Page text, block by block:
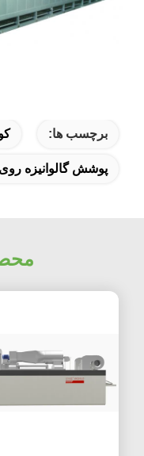
برچسب ها:
پوشش گالوانیزه روی